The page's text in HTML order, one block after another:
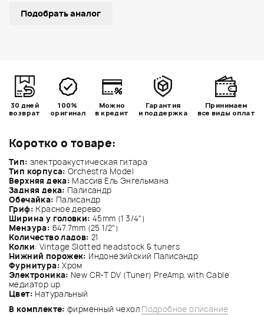
Коротко о товаре:
Тип: электроакустическая гитара
Тип корпуса: Orchestra Model
Верхняя дека: Массив Ель Энгельмана
Задняя дека: Палисандр
Обечайка: Палисандр
Гриф: Красное дерево
Ширина у головки: 45mm (1 3/4")
Мензура: 647.7mm (25 1/2")
Количество ладов: 21
Колки: Vintage Slotted headstock & tuners
Нижний порожек: Индонезийский Палисандр
Фурнитура: Хром
Электроника: New CR-T DV (Tuner) PreAmp, with Cable
медиатор up
Цвет: Натуральный
В комплекте: фирменный чехол Подробное описание
Подобрать аналог
30 дней
возврат
100%
оригинал
Можно
в кредит
Гарантия
и поддержка
Принимаем
все виды оплат